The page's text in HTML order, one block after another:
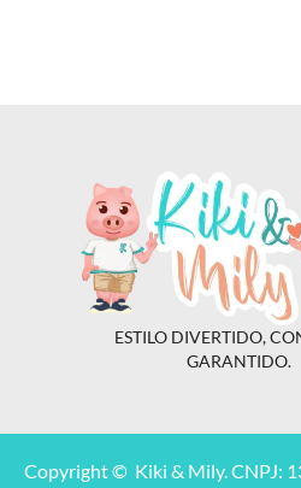
ESTILO DIVERTIDO,
GARANTIDO.
Copyright © Kiki & Mily. CNPJ: